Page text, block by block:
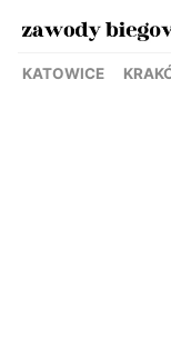
KATOWICE